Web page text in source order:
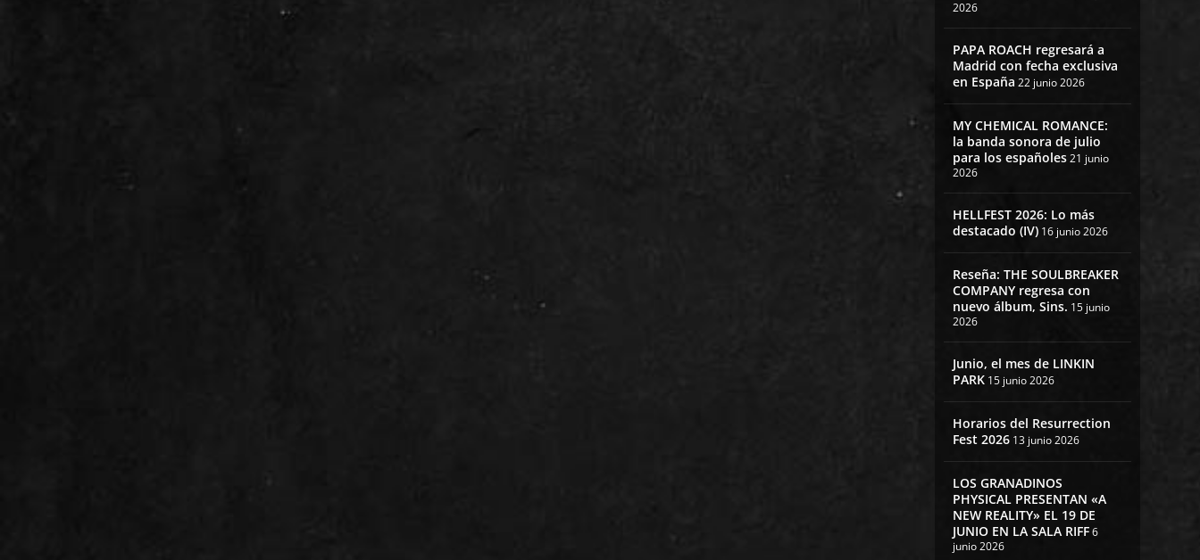
2026
PAPA ROACH regresará a
Madrid con fecha exclusiva
en España 22 junio 2026
MY CHEMICAL ROMANCE:
la banda sonora de julio
para los españoles21 junio
2026
HELLFEST 2026: Lo más
destacado (IV) 16 junio 2026
Reseña: THE SOULBREAKER
COMPANY regresa con
nuevo álbum, Sins. 15 junio
2026
Junio, el mes de LINKIN
PARK 15 junio 2026
Horarios del Resurrection
Fest 2026 13 junio 2026
LOS GRANADINOS
PHYSICAL PRESENTAN «A
NEW REALITY» EL 19 DE
JUNIO EN LA SALA RIFF6
junio 2026